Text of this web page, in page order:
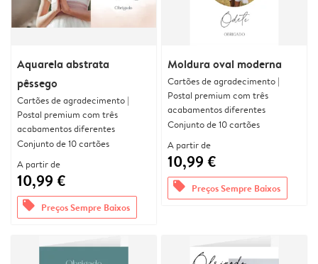
Aquarela abstrata
pêssego
Cartões de agradecimento |
Postal premium com três
acabamentos diferentes
Conjunto de 10 cartões
A partir de
10,99 €
offers Preços Sempre Baixos
Moldura oval moderna
Cartões de agradecimento |
Postal premium com três
acabamentos diferentes
Conjunto de 10 cartões
A partir de
10,99 €
offers Preços Sempre Baixos